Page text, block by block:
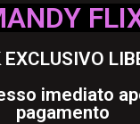
imediato
pagamento